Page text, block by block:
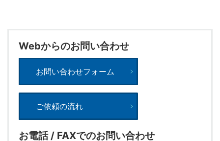
Webからのお問い合わせ
お問い合わせフォーム
ご依頼の流れ
お電話 / FAXでのお問い合わせ